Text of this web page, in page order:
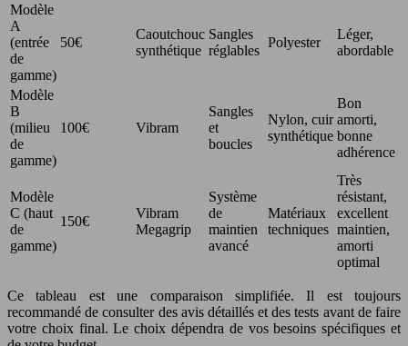
Modèle
A
(entrée
de
gamme)
50€
Caoutchouc
synthétique
Sangles
réglables
Polyester
Léger,
abordable
Modèle
B
(milieu
de
gamme)
100€ Vibram
Sangles
et
boucles
Nylon, cuir
synthétique
Bon
amorti,
bonne
adhérence
Modèle
C (haut
de
gamme)
150€
Vibram
Megagrip
Système
de
maintien
avancé
Matériaux
techniques
Très
résistant,
excellent
maintien,
amorti
optimal
Ce tableau est une comparaison simplifiée. Il est toujours
recommandé de consulter des avis détaillés et des tests avant de faire
votre choix final. Le choix dépendra de vos besoins spécifiques et